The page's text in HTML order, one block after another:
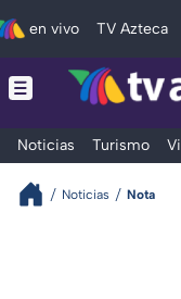
en vivo TV Azteca
Noticias Turismo
Noticias Nota